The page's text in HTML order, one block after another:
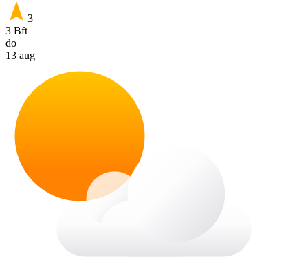
3
3 Bft
do
13 aug